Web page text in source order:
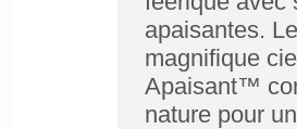
apaisantes.
magnifique
Apaisant™
nature pour